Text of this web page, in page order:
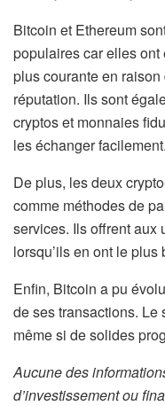
Bitcoin et Ethereum
populaires car elles
plus courante en
réputation. Ils sont
cryptos et monnaies
les échanger facilement.
De plus, les deux
comme méthodes de
services. Ils offrent aux
lorsqu’ils en ont le plus
Enfin, Bitcoin a pu
de ses transactions. Le
même si de solides
Aucune des
d’investissement ou